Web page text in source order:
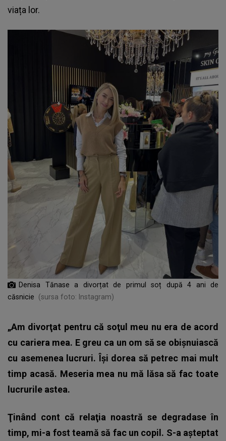
viața lor.
Denisa Tănase a divorțat de primul soț după 4 ani de
căsnicie
(sursa foto: Instagram)
„Am divorţat pentru că soţul meu nu era de acord
cu cariera mea. E greu ca un om să se obişnuiască
cu asemenea lucruri. Îşi dorea să petrec mai mult
timp acasă. Meseria mea nu mă lăsa să fac toate
lucrurile astea.
Ţinând cont că relaţia noastră se degradase în
timp, mi-a fost teamă să fac un copil. S-a aşteptat